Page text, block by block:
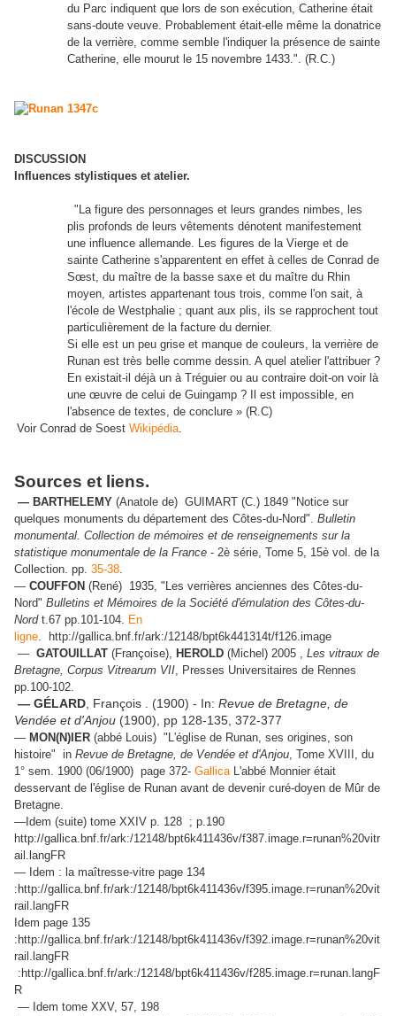
du Parc indiquent que lors de son exécution, Catherine était
sans-doute veuve. Probablement était-elle même la donatrice
de la verrière, comme semble l'indiquer la présence de sainte
Catherine, elle mourut le 15 novembre 1433.". (R.C.)
DISCUSSION
Influences stylistiques et atelier.
"La figure des personnages et leurs grandes nimbes, les
plis profonds de leurs vêtements dénotent manifestement
une influence allemande. Les figures de la Vierge et de
sainte Catherine s'apparentent en effet à celles de Conrad de
Sœst, du maître de la basse saxe et du maître du Rhin
moyen, artistes appartenant tous trois, comme l'on sait, à
l'école de Westphalie ; quant aux plis, ils se rapprochent tout
particulièrement de la facture du dernier.
Si elle est un peu grise et manque de couleurs, la verrière de
Runan est très belle comme dessin. A quel atelier l'attribuer ?
En existait-il déjà un à Tréguier ou au contraire doit-on voir là
une œuvre de celui de Guingamp ? Il est impossible, en
l'absence de textes, de conclure » (R.C)
Voir Conrad de Soest Wikipédia.
Sources et liens.
— BARTHELEMY (Anatole de) GUIMART (C.) 1849 " Notice sur
quelques monuments du département des Côtes-du-Nord". Bulletin
monumental. Collection de mémoires et de renseignements sur la
statistique monumentale de la France - 2è série, Tome 5, 15è vol. de la
Collection pp. 35-38.
— COUFFON (René) 1935, "Les verrières anciennes des Côtes-du-
Nord" Bulletins et Mémoires de la Société d'émulation des Côtes-du-
Nordt.67 pp.101-104. En
ligne. http://gallica.bnf.fr/ark:/12148/bpt6k441314t/f126.image
— GATOUILLAT (Françoise), HEROLD (Michel) 2005 , Les vitraux de
Bretagne, Corpus Vitrearum VII, Presses Universitaires de Rennes
pp.100-102.
— GÉLARD, François . (1900) - In: Revue de Bretagne, de
Vendée et d'Anjou (1900), pp 128-135, 372-377
— MON(N)IER (abbé Louis) "L'église de Runan, ses origines, son
histoire" in Revue de Bretagne, de Vendée et d'Anjou, Tome XVIII, du
1° sem. 1900 (06/1900) page 372- GallicaL'abbé Monnier était
desservant de l'église de Runan avant de devenir curé-doyen de Mûr de
Bretagne.
—Idem (suite) tome XXIV p. 128 ; p.190
http://gallica.bnf.fr/ark:/12148/bpt6k411436v/f387.image.r=runan%20vitr
ail.langFR
— Idem : la maîtresse-vitre page 134
:http://gallica.bnf.fr/ark:/12148/bpt6k411436v/f395.image.r=runan%20vit
rail.langFR
Idem page 135
:http://gallica.bnf.fr/ark:/12148/bpt6k411436v/f392.image.r=runan%20vit
rail.langFR
: http://gallica.bnf.fr/ark:/12148/bpt6k411436v/f285.image.r=runan.langF
R
— Idem tome XXV, 57, 198